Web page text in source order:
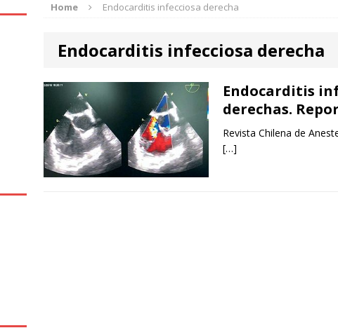
Home Endocarditis infecciosa derecha
Endocarditis infecciosa derecha
Endocarditis
derechas.
Revista Chilena de
[…]